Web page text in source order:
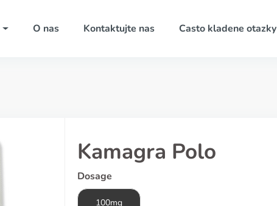
O nas Kontaktujte nas Casto kladene otazky
Kamagra Polo
Dosage
100mg